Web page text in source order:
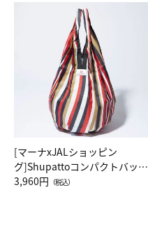
[マーナxJALショッピン
グ]Shupattoコンパクトバッグ
Drop JAL客室乗務員（LC）ス
3,960円 （税込）